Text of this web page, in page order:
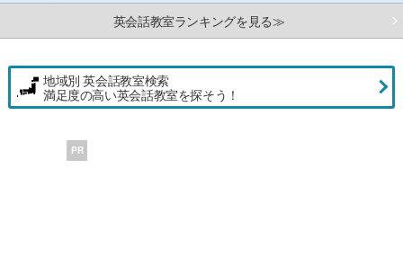
英会話教室ランキングを見る≫
地域別 英会話教室検索
満足度の高い英会話教室を探そう！
PR